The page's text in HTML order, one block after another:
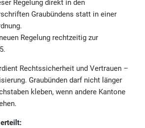
Regelung direkt in den
Graubündens statt in einer
Regelung rechtzeitig zur
Rechtssicherheit und Vertrauen –
Graubünden darf nicht länger
kleben, wenn andere Kantone